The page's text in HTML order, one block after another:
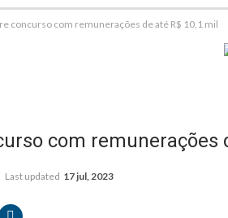
concurso com remunerações de até R$ 10,1 mil
com remunerações
Last updated 17 jul, 2023